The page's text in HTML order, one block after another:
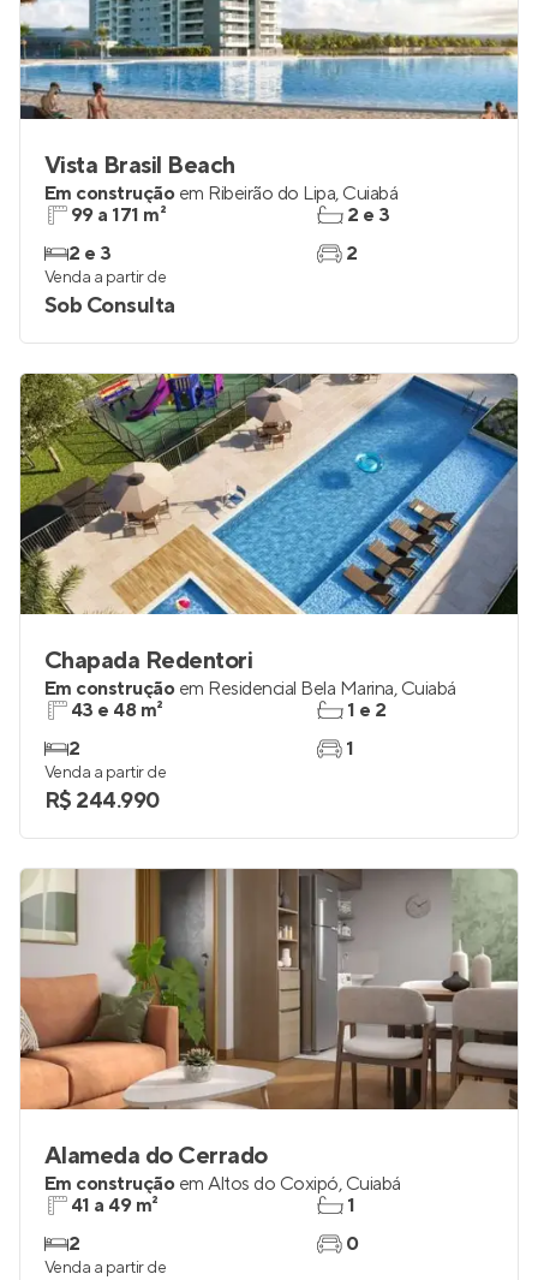
Vista Brasil Beach
Em construção em Ribeirão do Lipa, Cuiabá
99 a 171 m²
2 e 3
2 e 3
2
Venda a partir de
Sob Consulta
Chapada Redentori
Em construção em Residencial Bela Marina, Cuiabá
43 e 48 m²
2
1 e 2
1
Venda a partir de
R$ 244.990
Alameda do Cerrado
Em construção em Altos do Coxipó, Cuiabá
41 a 49 m²
2
1
0
Venda a partir de